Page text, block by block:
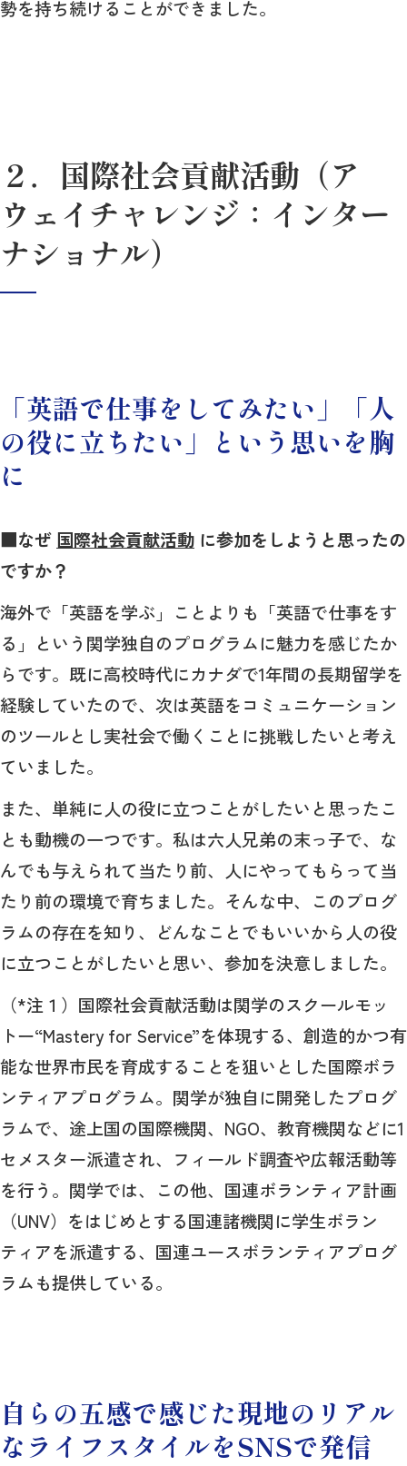
勢を持ち続けることができました。
２．国際社会貢献活動（ア
ウェイチャレンジ：インター
ナショナル）
「英語で仕事をしてみたい」「人
の役に立ちたい」という思いを胸
に
■なぜ 国際社会貢献活動 に参加をしようと思ったの
ですか？
海外で「英語を学ぶ」ことよりも「英語で仕事をす
る」という関学独自のプログラムに魅力を感じたか
らです。既に高校時代にカナダで1年間の長期留学を
経験していたので、次は英語をコミュニケーション
のツールとし実社会で働くことに挑戦したいと考え
ていました。
また、単純に人の役に立つことがしたいと思ったこ
とも動機の一つです。私は六人兄弟の末っ子で、な
んでも与えられて当たり前、人にやってもらって当
たり前の環境で育ちました。そんな中、このプログ
ラムの存在を知り、どんなことでもいいから人の役
に立つことがしたいと思い、参加を決意しました。
（*注１）国際社会貢献活動は関学のスクールモッ
トー“Mastery for Service”を体現する、創造的かつ有
能な世界市民を育成することを狙いとした国際ボラ
ンティアプログラム。関学が独自に開発したプログ
ラムで、途上国の国際機関、NGO、教育機関などに1
セメスター派遣され、フィールド調査や広報活動等
を行う。関学では、この他、国連ボランティア計画
（UNV）をはじめとする国連諸機関に学生ボラン
ティアを派遣する、国連ユースボランティアプログ
ラムも提供している。
自らの五感で感じた現地のリアル
なライフスタイルをSNSで発信